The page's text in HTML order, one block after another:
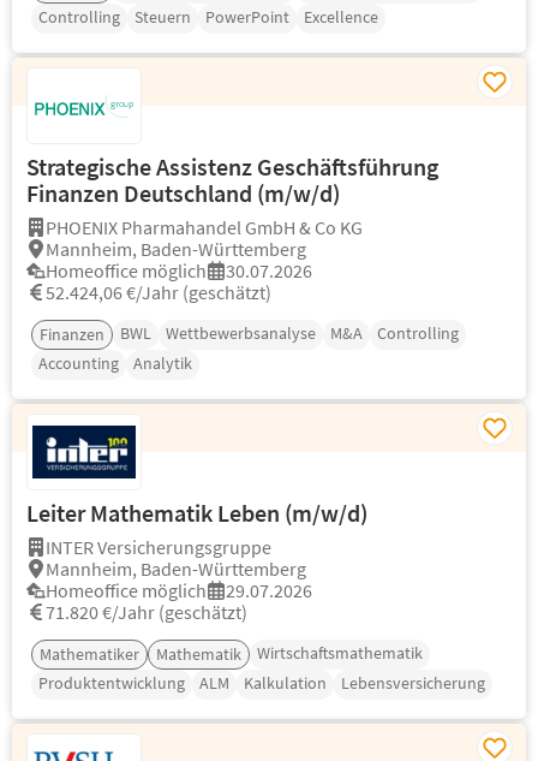
Controlling
Steuern PowerPoint Excellence
Strategische Assistenz Geschäftsführung
Finanzen Deutschland (m/w/d)
PHOENIX Pharmahandel GmbH & Co KG
Mannheim, Baden-Württemberg
Homeoffice möglich
30.07.2026
52.424,06 €/Jahr (geschätzt)
Finanzen BWL Wettbewerbsanalyse M&A
Controlling
Accounting
Analytik
Leiter Mathematik Leben (m/w/d)
INTER Versicherungsgruppe
Mannheim, Baden-Württemberg
Homeoffice möglich
29.07.2026
71.820 €/Jahr (geschätzt)
Mathematiker Mathematik
Wirtschaftsmathematik
Produktentwicklung
ALM Kalkulation Lebensversicherung